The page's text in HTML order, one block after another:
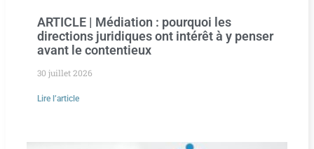
ARTICLE | Médiation : pourquoi les
directions juridiques ont intérêt à y penser
avant le contentieux
30 juillet 2026
Lire l’article